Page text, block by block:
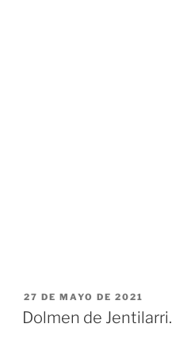
PUBLICADO
EL
27 DE MAYO DE 2021
Dolmen de Jentilarri.